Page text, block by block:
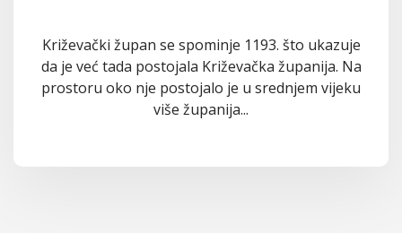
Križevački župan se spominje 1193. što ukazuje
da je već tada postojala Križevačka županija. Na
prostoru oko nje postojalo je u srednjem vijeku
više županija...